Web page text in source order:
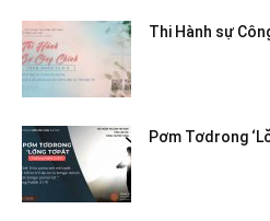
Thi Hành sự
Pơm Tơdrong